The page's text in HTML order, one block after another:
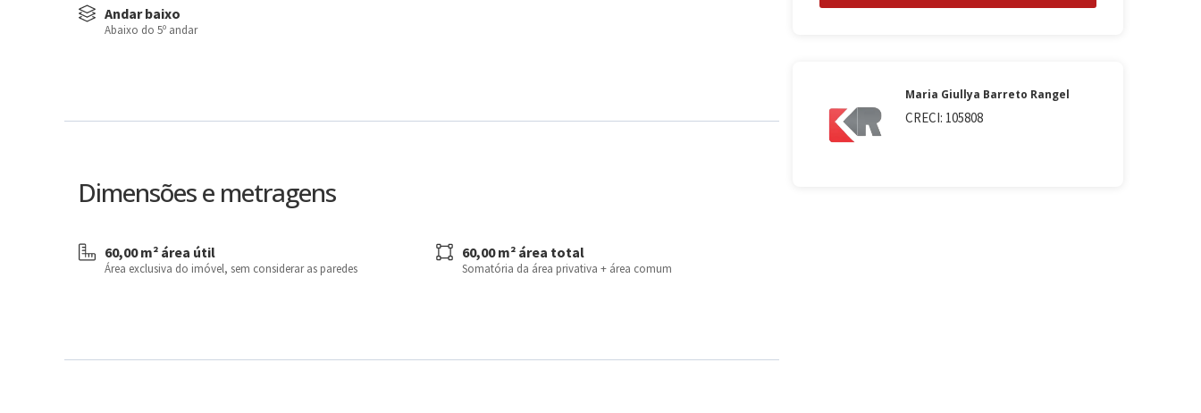
Andar baixo
Abaixo do 5º andar
Dimensões e metragens
60,00 m² área útil
Área exclusiva do imóvel, sem considerar as paredes
60,00 m² área total
Somatória da área privativa + área comum
Maria Giullya Barreto Rangel
CRECI: 105808